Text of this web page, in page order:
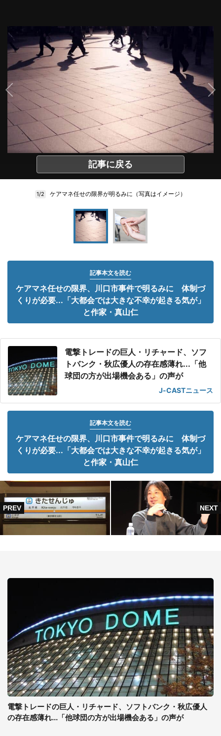
記事に戻る
1/2 ケアマネ任せの限界が明るみに（写真はイメージ）
記事本文を読む
ケアマネ任せの限界、川口市事件で明るみに 体制づ
くりが必要...「大都会では大きな不幸が起きる気が」
と作家・真山仁
電撃トレードの巨人・リチャード、ソフ
トバンク・秋広優人の存在感薄れ...「他
球団の方が出場機会ある」の声が
J-CASTニュース
記事本文を読む
ケアマネ任せの限界、川口市事件で明るみに 体制づ
くりが必要...「大都会では大きな不幸が起きる気が」
と作家・真山仁
電撃トレードの巨人・リチャード、ソフトバンク・秋広優人
の存在感薄れ...「他球団の方が出場機会ある」の声が